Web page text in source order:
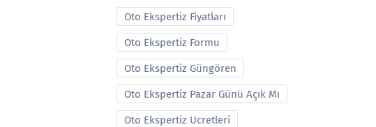
Oto Ekspertiz Fiyatları
Oto Ekspertiz Formu
Oto Ekspertiz Güngören
Oto Ekspertiz Pazar Günü Açık Mı
Oto Ekspertiz Ucretleri